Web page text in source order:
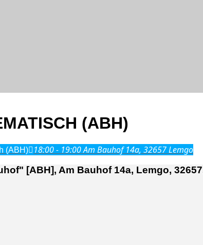
(ABH)
(ABH) 18:00 - 19:00Am Bauhof 14a, 32657 Lemgo
[ABH], Am Bauhof 14a, Lemgo,